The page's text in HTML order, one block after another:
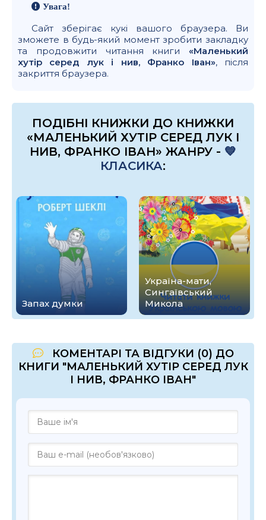
Увага!
Сайт зберігає кукі вашого браузера. Ви
зможете в будь-який момент зробити закладку
та продовжити читання книги «Маленький
хутір серед лук і нив, Франко Іван», після
закриття браузера.
ПОДІБНІ КНИЖКИ ДО КНИЖКИ
«МАЛЕНЬКИЙ ХУТІР СЕРЕД ЛУК І
НИВ, ФРАНКО ІВАН» ЖАНРУ - 💙
КЛАСИКА:
Запах думки
Україна-мати,
Сингаївський
Микола
КОМЕНТАРІ ТА ВІДГУКИ (0) ДО
КНИГИ "МАЛЕНЬКИЙ ХУТІР СЕРЕД ЛУК
І НИВ, ФРАНКО ІВАН"